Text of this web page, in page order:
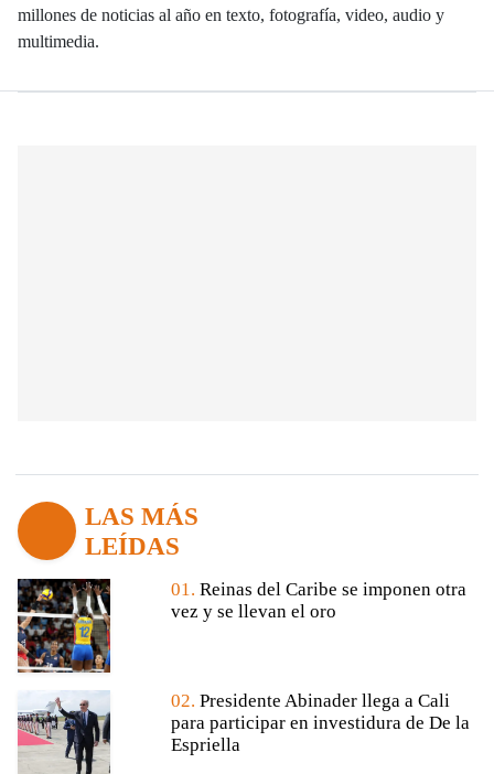
millones de noticias al año en texto, fotografía, video, audio y
multimedia.
LAS MÁS
LEÍDAS
01. Reinas del Caribe se imponen otra
vez y se llevan el oro
02. Presidente Abinader llega a Cali
para participar en investidura de De la
Espriella